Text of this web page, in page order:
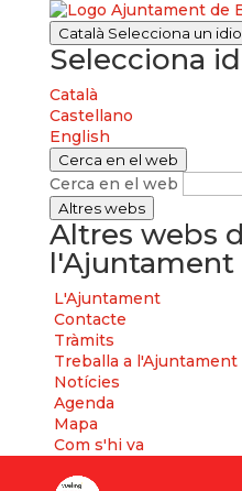
Català Selecciona un
Selecciona
Català
Castellano
English
Cerca en el web
Cerca en el web
Altres webs
Altres webs
l'Ajuntament
L'Ajuntament
Contacte
Tràmits
Treballa a l'Ajuntament
Notícies
Agenda
Mapa
Com s'hi va